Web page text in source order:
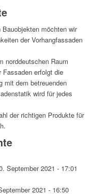
möchten wir
der Vorhangfassaden
norddeutschen Raum
erfolgt die
mit dem betreuenden
wird für jedes
der richtigen Produkte für
September 2021 - 17:01
2021 - 16:50